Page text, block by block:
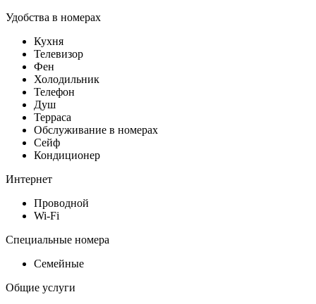
Удобства в номерах
Кухня
Телевизор
Фен
Холодильник
Телефон
Душ
Терраса
Обслуживание в номерах
Сейф
Кондиционер
Интернет
Проводной
Wi-Fi
Специальные номера
Семейные
Общие услуги